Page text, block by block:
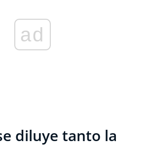
ad
diluye tanto la